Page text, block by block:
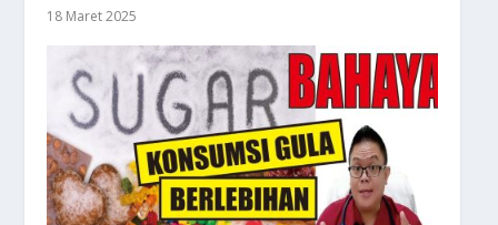
18 Maret 2025